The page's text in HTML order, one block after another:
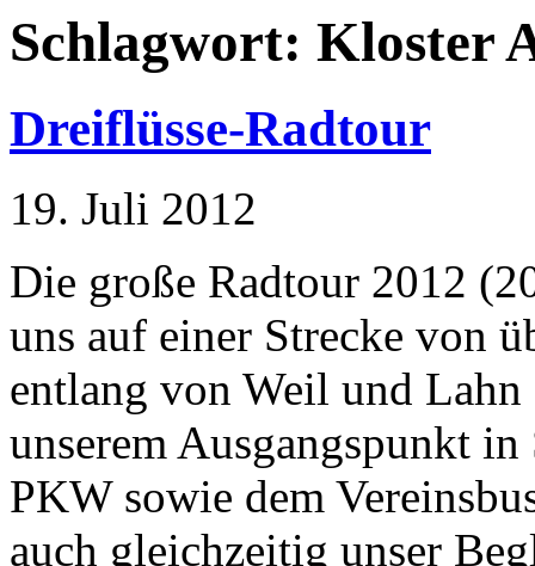
Schlagwort: Kloster
Dreiflüsse-Radtour
19. Juli 2012
Die große Radtour 2012
uns auf einer Strecke von
entlang von Weil und
unserem Ausgangspunkt
PKW sowie dem
auch gleichzeitig unser